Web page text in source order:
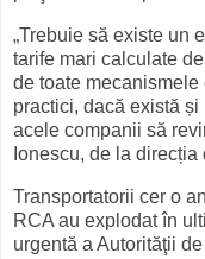
„Trebuie să existe un
tarife mari calculate
de toate
practici, dacă există
acele companii să
Ionescu, de la direcția
Transportatorii cer o
RCA au explodat în
urgentă a Autorităţii